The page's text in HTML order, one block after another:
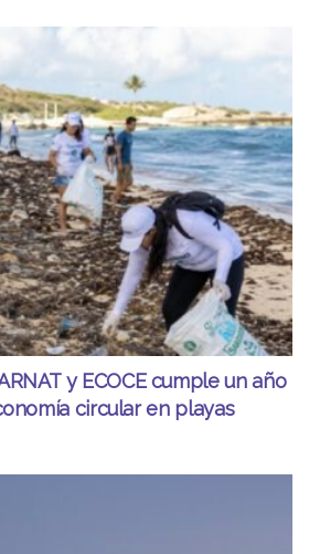
y ECOCE cumple un año
circular en playas